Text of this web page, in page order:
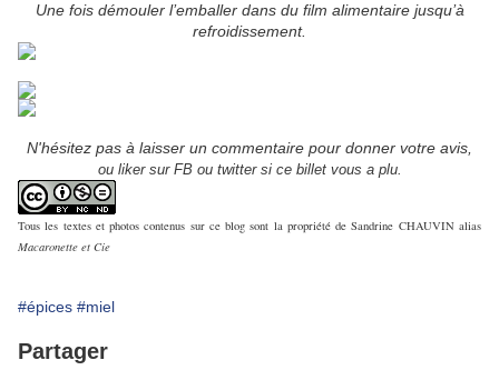
Une fois démouler l’emballer dans du film alimentaire jusqu’à
refroidissement.
N'hésitez pas à laisser un commentaire pour donner votre avis,
ou liker sur FB ou twitter si ce billet vous a plu.
Tous les textes et photos contenus sur ce blog sont la propriété de Sandrine CHAUVIN alias
Macaronette et Cie
#épices #miel
Partager